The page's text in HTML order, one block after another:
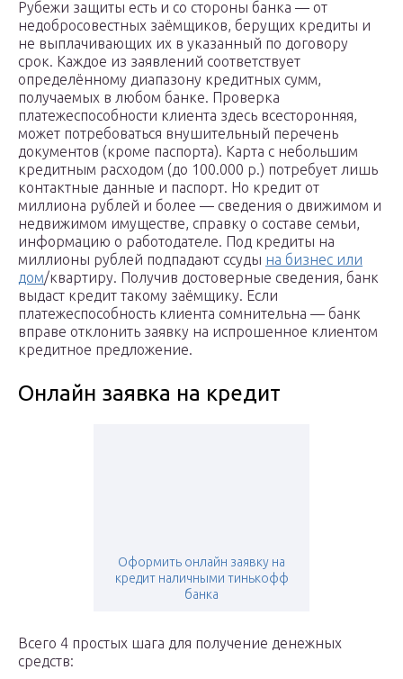
Рубежи защиты есть и со стороны банка — от
недобросовестных заёмщиков, берущих кредиты и
не выплачивающих их в указанный по договору
срок. Каждое из заявлений соответствует
определённому диапазону кредитных сумм,
получаемых в любом банке. Проверка
платежеспособности клиента здесь всесторонняя,
может потребоваться внушительный перечень
документов (кроме паспорта). Карта с небольшим
кредитным расходом (до 100.000 р.) потребует лишь
контактные данные и паспорт. Но кредит от
миллиона рублей и более — сведения о движимом и
недвижимом имуществе, справку о составе семьи,
информацию о работодателе. Под кредиты на
миллионы рублей подпадают ссуды на бизнес или
дом/квартиру. Получив достоверные сведения, банк
выдаст кредит такому заёмщику. Если
платежеспособность клиента сомнительна — банк
вправе отклонить заявку на испрошенное клиентом
кредитное предложение.
Онлайн заявка на кредит
Оформить онлайн заявку на
кредит наличными тинькофф
банка
Всего 4 простых шага для получение денежных
средств: